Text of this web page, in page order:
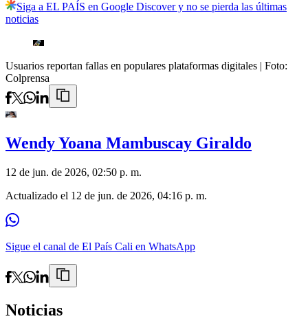
Siga a EL PAÍS en Google Discover y no se pierda las últimas
noticias
Usuarios reportan fallas en populares plataformas digitales | Foto:
Colprensa
Wendy Yoana Mambuscay Giraldo
12 de jun. de 2026, 02:50 p. m.
Actualizado el 12 de jun. de 2026, 04:16 p. m.
Sigue el canal de El País Cali en WhatsApp
Noticias